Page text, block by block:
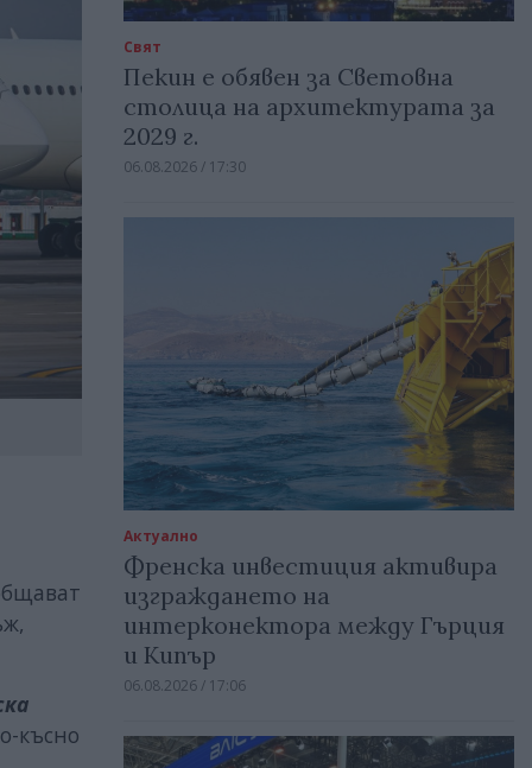
късно
Свят
Пекин е обявен за Световна
столица на архитектурата за
2029 г.
06.08.2026 / 17:30
Актуално
Френска инвестиция активира
изграждането на
интерконектора между Гърция
и Кипър
06.08.2026 / 17:06